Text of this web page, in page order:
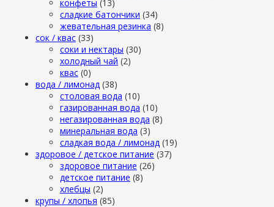
конфеты (13)
сладкие батончики (34)
жевательная резинка (8)
сок / квас (33)
соки и нектары (30)
холодный чай (2)
квас (0)
вода / лимонад (38)
столовая вода (10)
газированная вода (10)
негазированная вода (8)
минеральная вода (3)
сладкая вода / лимонад (19)
здоровое / детское питание (37)
здоровое питание (26)
детское питание (8)
хлебцы (2)
крупы / хлопья (85)